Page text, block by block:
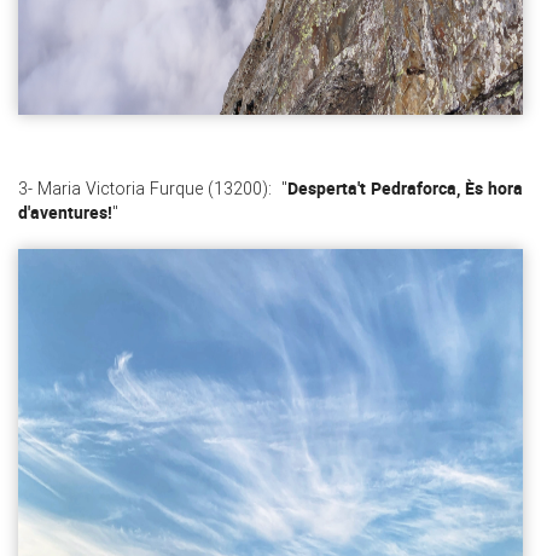
3- Maria Victoria Furque (13200): "Desperta't Pedraforca, Ès hora
d'aventures!"